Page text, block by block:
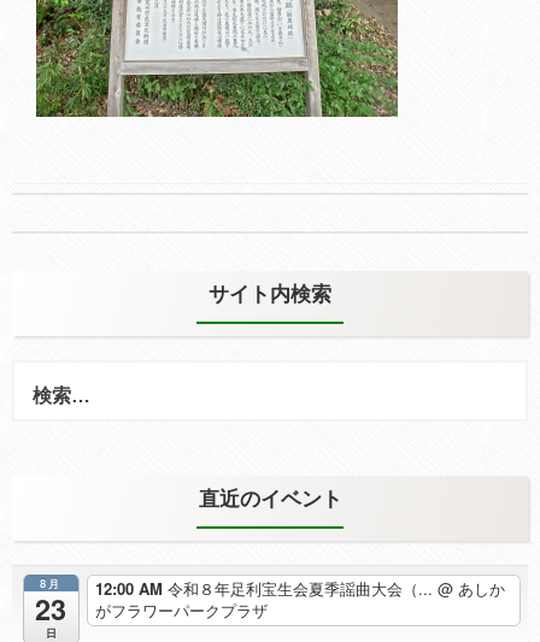
navigation
サイト内検索
索:
直近のイベント
8月
23
日
12:00 AM 令和８年足利宝生会夏季謡曲大会（... @ あしか
がフラワーパークプラザ